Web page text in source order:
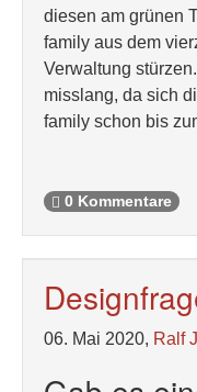
diesen am grünen
family aus dem
Verwaltung
misslang, da sich
family schon bis
0 Kommentare
06. Mai 2020, Ralf